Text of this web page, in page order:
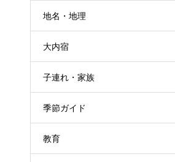
地名・地理
大内宿
子連れ・家族
季節ガイド
教育